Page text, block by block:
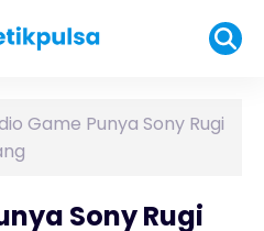
Game Punya Sony Rugi
Sony Rugi